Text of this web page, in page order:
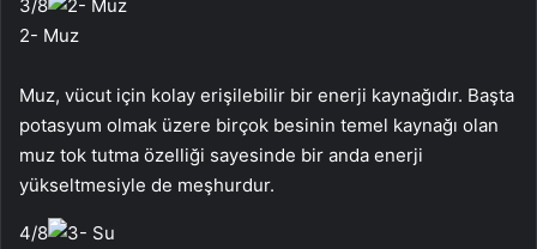
3/8
2- Muz
Muz, vücut için kolay erişilebilir bir enerji kaynağıdır. Başta
potasyum olmak üzere birçok besinin temel kaynağı olan
muz tok tutma özelliği sayesinde bir anda enerji
yükseltmesiyle de meşhurdur.
4/8